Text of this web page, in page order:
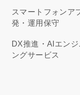
スマートフォンア
発・運用保守
DX推進・AIエンジ
ングサービス